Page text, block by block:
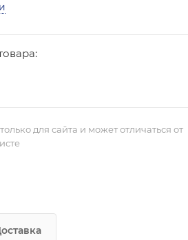
для сайта и может отличаться от